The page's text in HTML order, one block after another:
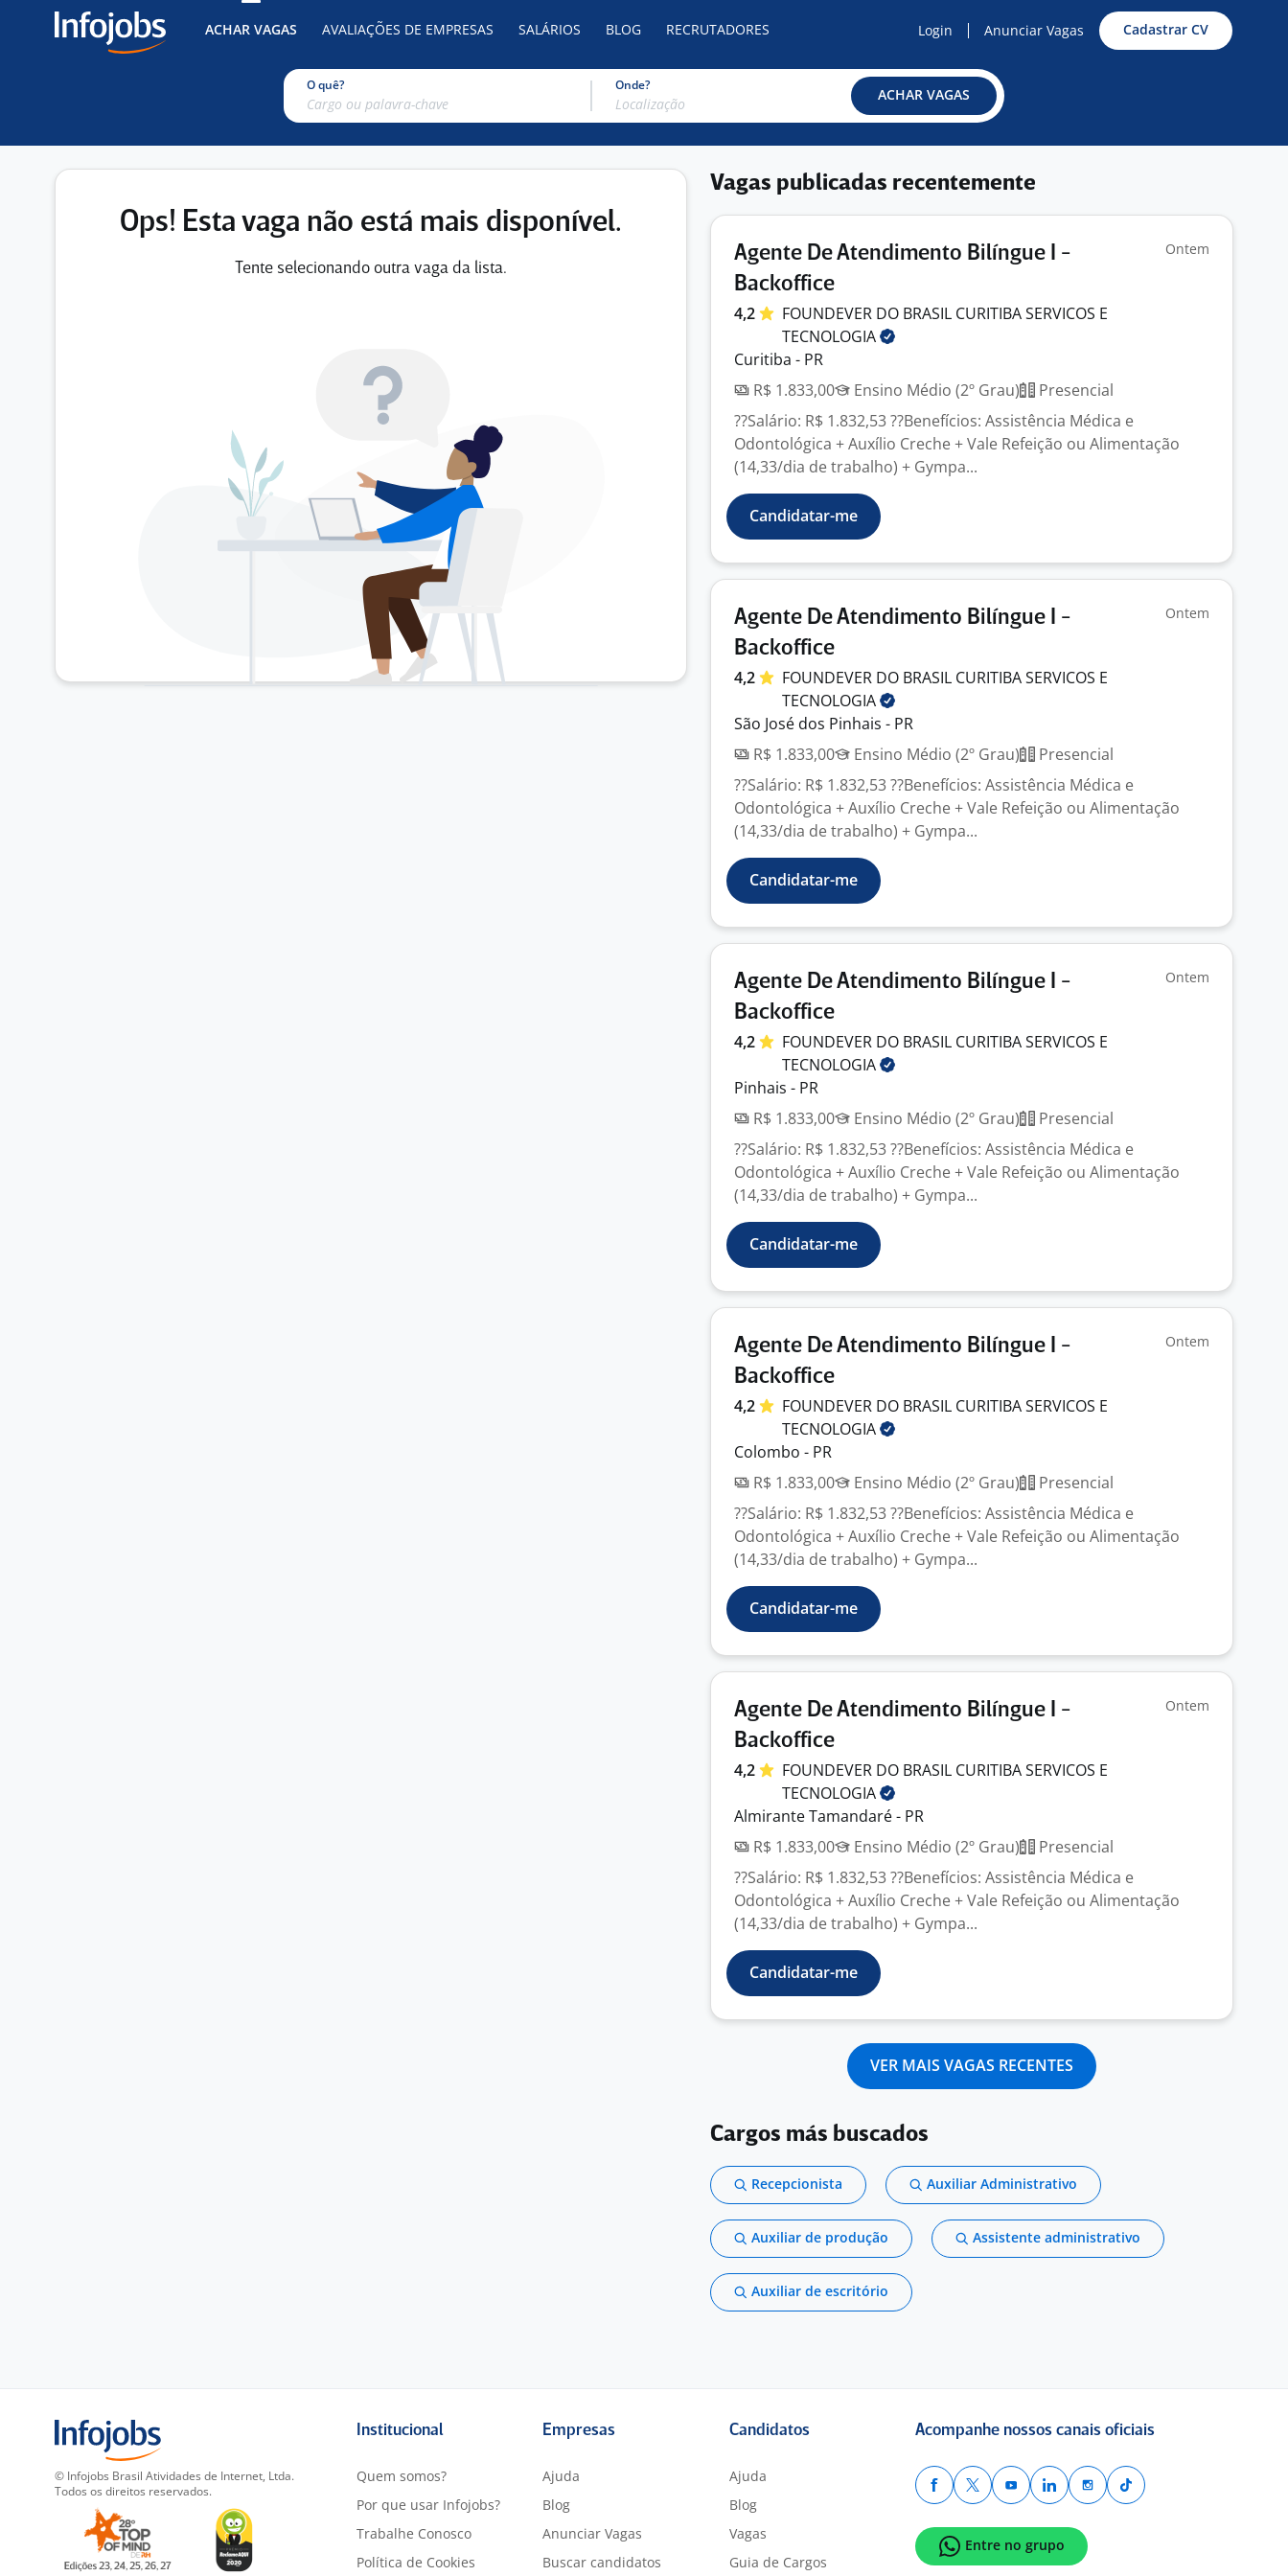
ACHAR VAGAS AVALIAÇÕES DE EMPRESAS SALÁRIOS BLOG RECRUTADORES Login Anunciar Vagas Cadastrar CV
O quê? Onde?
ACHAR VAGAS
Ops! Esta vaga não está mais disponível.
Tente selecionando outra vaga da lista.
Vagas publicadas recentemente
Agente De Atendimento Bilíngue I -
Backoffice
Ontem
4,2
FOUNDEVER DO BRASIL CURITIBA SERVICOS E
TECNOLOGIA
Curitiba - PR
R$ 1.833,00
Ensino Médio (2º Grau)
Presencial
??Salário: R$ 1.832,53 ??Benefícios: Assistência Médica e
Odontológica + Auxílio Creche + Vale Refeição ou Alimentação
(14,33/dia de trabalho) + Gympa...
Candidatar-me
Agente De Atendimento Bilíngue I -
Backoffice
Ontem
4,2
FOUNDEVER DO BRASIL CURITIBA SERVICOS E
TECNOLOGIA
São José dos Pinhais - PR
R$ 1.833,00
Ensino Médio (2º Grau)
Presencial
??Salário: R$ 1.832,53 ??Benefícios: Assistência Médica e
Odontológica + Auxílio Creche + Vale Refeição ou Alimentação
(14,33/dia de trabalho) + Gympa...
Candidatar-me
Agente De Atendimento Bilíngue I -
Backoffice
Ontem
4,2
FOUNDEVER DO BRASIL CURITIBA SERVICOS E
TECNOLOGIA
Pinhais - PR
R$ 1.833,00
Ensino Médio (2º Grau)
Presencial
??Salário: R$ 1.832,53 ??Benefícios: Assistência Médica e
Odontológica + Auxílio Creche + Vale Refeição ou Alimentação
(14,33/dia de trabalho) + Gympa...
Candidatar-me
Agente De Atendimento Bilíngue I -
Backoffice
Ontem
4,2
FOUNDEVER DO BRASIL CURITIBA SERVICOS E
TECNOLOGIA
Colombo - PR
R$ 1.833,00
Ensino Médio (2º Grau)
Presencial
??Salário: R$ 1.832,53 ??Benefícios: Assistência Médica e
Odontológica + Auxílio Creche + Vale Refeição ou Alimentação
(14,33/dia de trabalho) + Gympa...
Candidatar-me
Agente De Atendimento Bilíngue I -
Backoffice
Ontem
4,2
FOUNDEVER DO BRASIL CURITIBA SERVICOS E
TECNOLOGIA
Almirante Tamandaré - PR
R$ 1.833,00
Ensino Médio (2º Grau)
Presencial
??Salário: R$ 1.832,53 ??Benefícios: Assistência Médica e
Odontológica + Auxílio Creche + Vale Refeição ou Alimentação
(14,33/dia de trabalho) + Gympa...
Candidatar-me
VER MAIS VAGAS RECENTES
Cargos más buscados
Recepcionista Auxiliar Administrativo
Auxiliar de produção Assistente administrativo
Auxiliar de escritório
© Infojobs Brasil Atividades de Internet, Ltda.
Todos os direitos reservados.
Institucional
Quem somos?
Por que usar Infojobs?
Trabalhe Conosco
Política de Cookies
Empresas
Ajuda
Blog
Anunciar Vagas
Buscar candidatos
Candidatos
Ajuda
Blog
Vagas
Guia de Cargos
Acompanhe nossos canais oficiais
Entre no grupo